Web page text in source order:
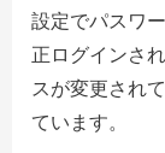
設定でパスワ
正ログインさ
スが変更され
ています。